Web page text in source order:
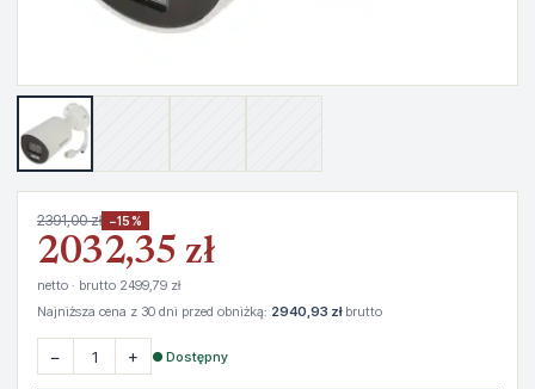
2391,00 zł −15%
2032,35 zł
netto · brutto 2499,79 zł
Najniższa cena z 30 dni przed obniżką: 2940,93 złbrutto
− + ● Dostępny